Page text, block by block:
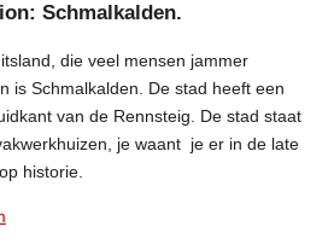
Schmalkalden.
die veel mensen jammer
is Schmalkalden. De stad heeft een
van de Rennsteig. De stad staat
je waant je er in de late
historie.